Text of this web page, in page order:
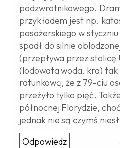
podzwrotnikowego.
przykładem jest np.
pasażerskiego w
spadł do silnie
(przepływa przez stolicę
(lodowata woda, kra) tak
ratunkową, że z 79-ciu
przeżyło tylko pięć.
północnej Florydzie,
jednak nie są czymś
Odpowiedz